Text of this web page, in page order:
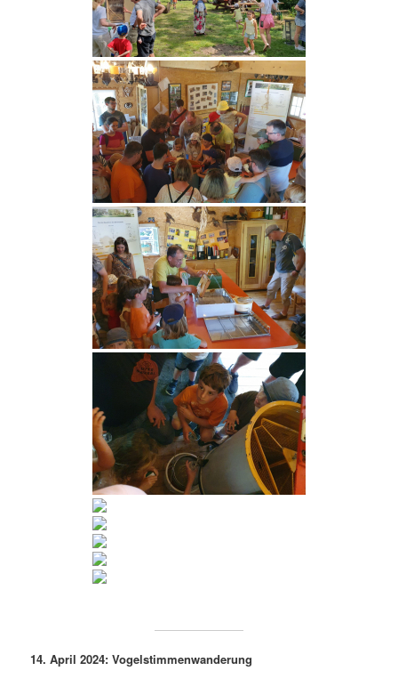
14. April 2024: Vogelstimmenwanderung